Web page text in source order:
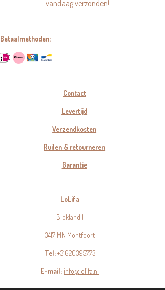
vandaag verzonden!
Betaalmethoden:
Contact
Levertijd
Verzendkosten
Ruilen & retourneren
Garantie
LoLifa
Blokland 1
3417 MN Montfoort
Tel:+31620395773
E-mail:info@lolifa.nl